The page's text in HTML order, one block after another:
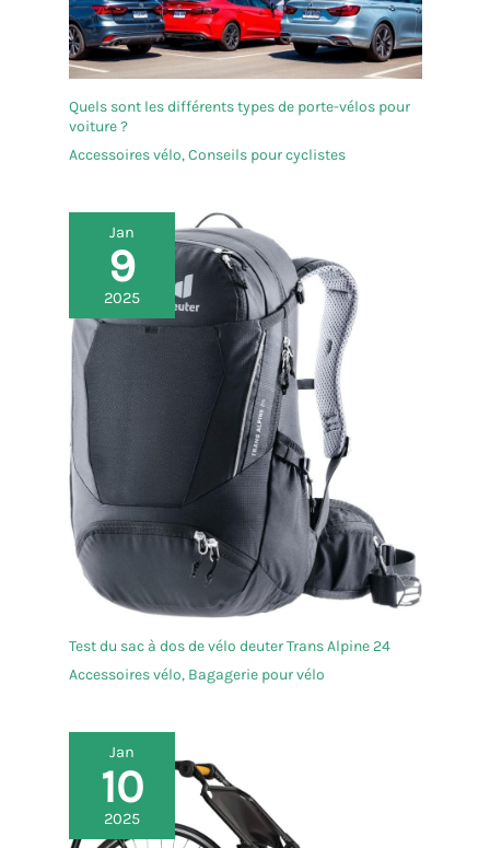
Quels sont les différents types de porte-vélos pour
voiture ?
Accessoires vélo,Conseils pour cyclistes
Jan
9
2025
Test du sac à dos de vélo deuter Trans Alpine 24
Accessoires vélo, Bagagerie pour vélo
Jan
10
2025